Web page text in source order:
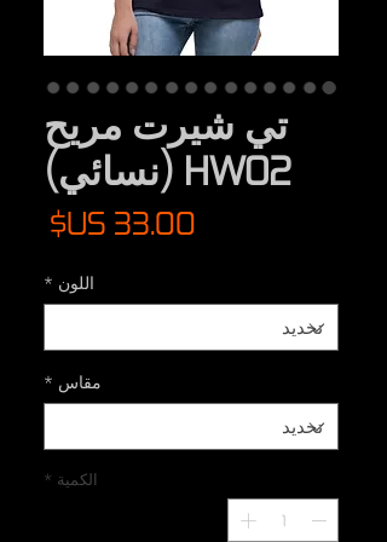
تي شيرت مريح
HW02 (نسائي)
اللون *
مقاس *
الكمية *